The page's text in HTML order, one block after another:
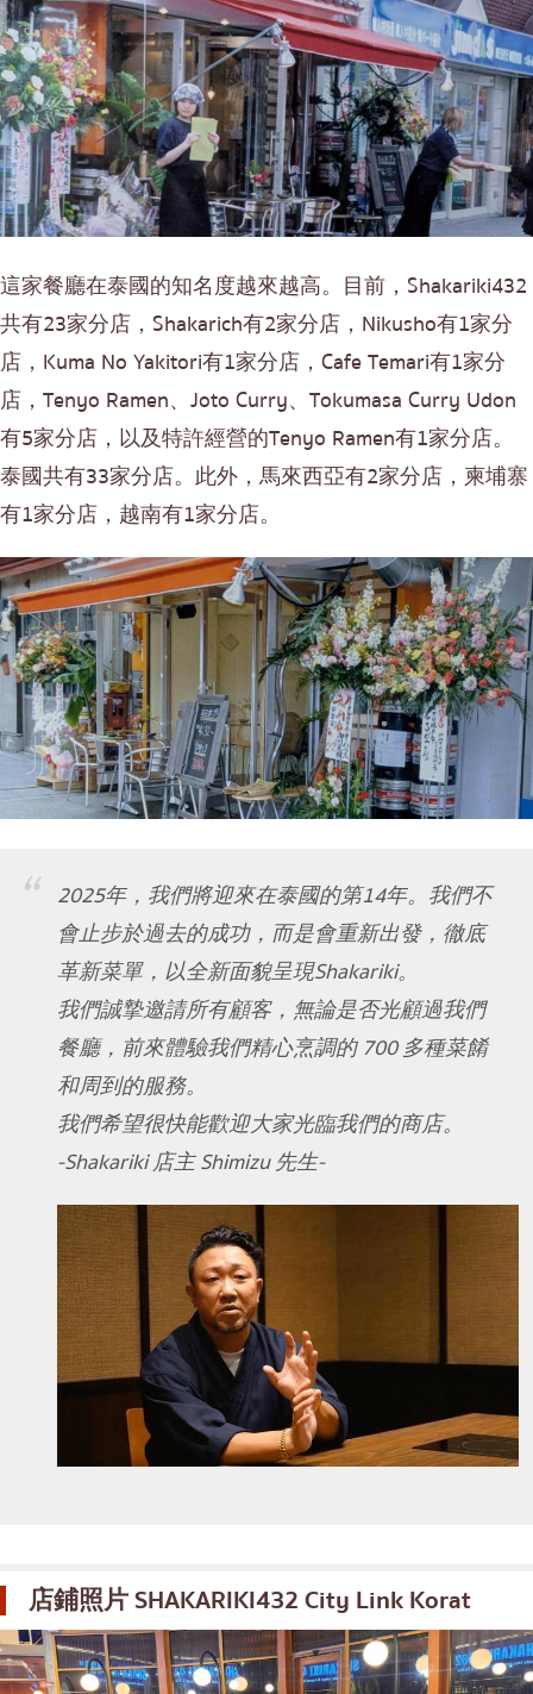
這家餐廳在泰國的知名度越來越高。目前，Shakariki432
共有23家分店，Shakarich有2家分店，Nikusho有1家分
店，Kuma No Yakitori有1家分店，Cafe Temari有1家分
店，Tenyo Ramen、Joto Curry、Tokumasa Curry Udon
有5家分店，以及特許經營的Tenyo Ramen有1家分店。
泰國共有33家分店。此外，馬來西亞有2家分店，柬埔寨
有1家分店，越南有1家分店。
2025年，我們將迎來在泰國的第14年。我們不
會止步於過去的成功，而是會重新出發，徹底
革新菜單，以全新面貌呈現Shakariki。
我們誠摯邀請所有顧客，無論是否光顧過我們
餐廳，前來體驗我們精心烹調的 700 多種菜餚
和周到的服務。
我們希望很快能歡迎大家光臨我們的商店。
-Shakariki 店主 Shimizu 先生-
店鋪照片SHAKARIKI432 City Link Korat